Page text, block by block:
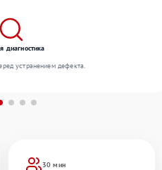
30 мин
диагностика
устранением дефекта.